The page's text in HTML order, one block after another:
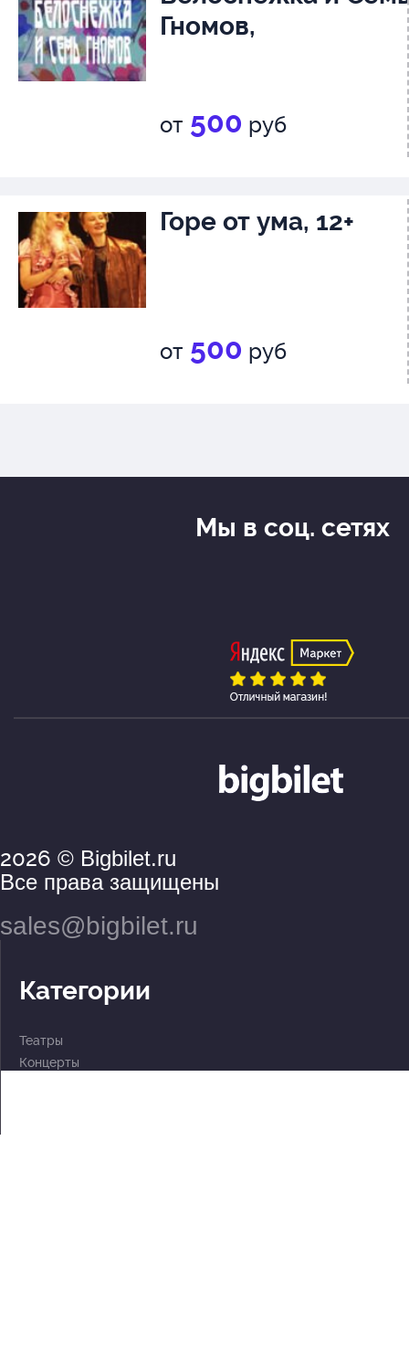
Гномов,
от 500 руб
Горе от ума, 12+
от 500 руб
2026 © Bigbilet.ru
Все права защищены
sales@bigbilet.ru
Категории
Театры
Концерты
Мы в соц. сетях